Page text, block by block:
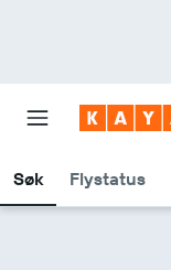
Søk Flystatus